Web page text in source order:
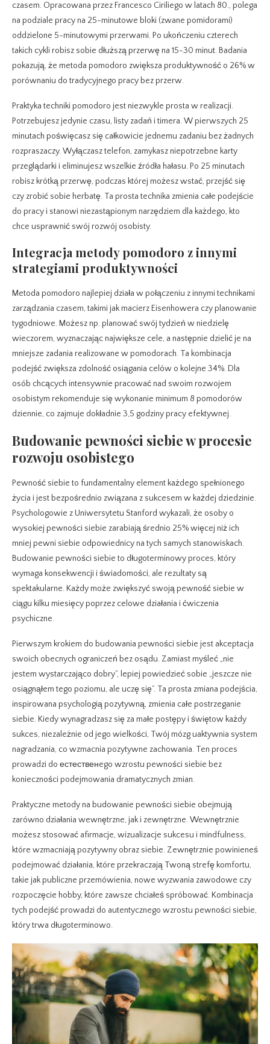
czasem. Opracowana przez Francesco Ciriliego w latach 80., polega
na podziale pracy na 25-minutowe bloki (zwane pomidorami)
oddzielone 5-minutowymi przerwami. Po ukończeniu czterech
takich cykli robisz sobie dłuższą przerwę na 15-30 minut. Badania
pokazują, że metoda pomodoro zwiększa produktywność o 26% w
porównaniu do tradycyjnego pracy bez przerw.
Praktyka techniki pomodoro jest niezwykle prosta w realizacji.
Potrzebujesz jedynie czasu, listy zadań i timera. W pierwszych 25
minutach poświęcasz się całkowicie jednemu zadaniu bez żadnych
rozpraszaczy. Wyłączasz telefon, zamykasz niepotrzebne karty
przeglądarki i eliminujesz wszelkie źródła hałasu. Po 25 minutach
robisz krótką przerwę, podczas której możesz wstać, przejść się
czy zrobić sobie herbatę. Ta prosta technika zmienia całe podejście
do pracy i stanowi niezastąpionym narzędziem dla każdego, kto
chce usprawnić swój rozwój osobisty.
Integracja metody pomodoro z innymi
strategiami produktywności
Metoda pomodoro najlepiej działa w połączeniu z innymi technikami
zarządzania czasem, takimi jak macierz Eisenhowera czy planowanie
tygodniowe. Możesz np. planować swój tydzień w niedzielę
wieczorem, wyznaczając największe cele, a następnie dzielić je na
mniejsze zadania realizowane w pomodorach. Ta kombinacja
podejść zwiększa zdolność osiągania celów o kolejne 34%. Dla
osób chcących intensywnie pracować nad swoim rozwojem
osobistym rekomenduje się wykonanie minimum 8 pomodorów
dziennie, co zajmuje dokładnie 3,5 godziny pracy efektywnej.
Budowanie pewności siebie w procesie
rozwoju osobistego
Pewność siebie to fundamentalny element każdego spełnionego
życia i jest bezpośrednio związana z sukcesem w każdej dziedzinie.
Psychologowie z Uniwersytetu Stanford wykazali, że osoby o
wysokiej pewności siebie zarabiają średnio 25% więcej niż ich
mniej pewni siebie odpowiednicy na tych samych stanowiskach.
Budowanie pewności siebie to długoterminowy proces, który
wymaga konsekwencji i świadomości, ale rezultaty są
spektakularne. Każdy może zwiększyć swoją pewność siebie w
ciągu kilku miesięcy poprzez celowe działania i ćwiczenia
psychiczne.
Pierwszym krokiem do budowania pewności siebie jest akceptacja
swoich obecnych ograniczeń bez osądu. Zamiast myśleć „nie
jestem wystarczająco dobry”, lepiej powiedzieć sobie „jeszcze nie
osiągnąłem tego poziomu, ale uczę się”. Ta prosta zmiana podejścia,
inspirowana psychologią pozytywną, zmienia całe postrzeganie
siebie. Kiedy wynagradzasz się za małe postępy i świętow każdy
sukces, niezależnie od jego wielkości, Twój mózg uaktywnia system
nagradzania, co wzmacnia pozytywne zachowania. Ten proces
prowadzi do естественego wzrostu pewności siebie bez
konieczności podejmowania dramatycznych zmian.
Praktyczne metody na budowanie pewności siebie obejmują
zarówno działania wewnętrzne, jak i zewnętrzne. Wewnętrznie
możesz stosować afirmacje, wizualizacje sukcesu i mindfulness,
które wzmacniają pozytywny obraz siebie. Zewnętrznie powinieneś
podejmować działania, które przekraczają Twoną strefę komfortu,
takie jak publiczne przemówienia, nowe wyzwania zawodowe czy
rozpoczęcie hobby, które zawsze chciałeś spróbować. Kombinacja
tych podejść prowadzi do autentycznego wzrostu pewności siebie,
który trwa długoterminowo.